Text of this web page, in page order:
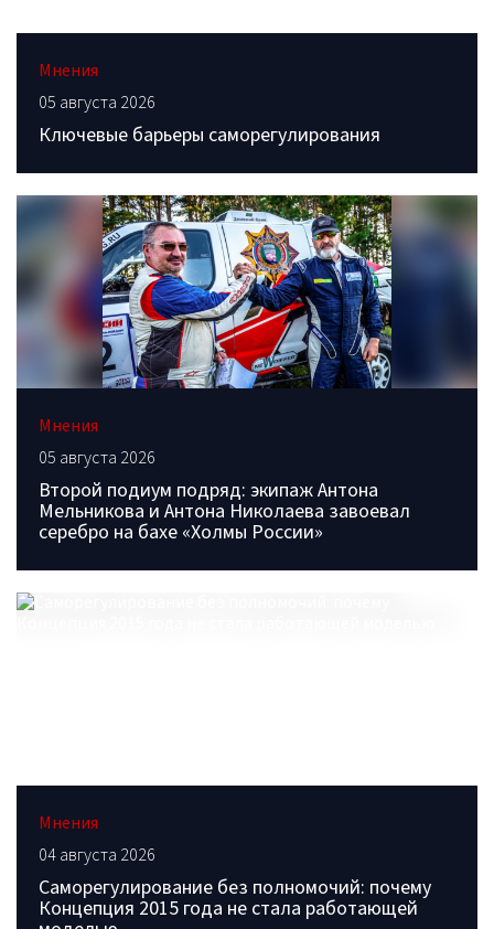
Мнения
05 августа 2026
Ключевые барьеры саморегулирования
Мнения
05 августа 2026
Второй подиум подряд: экипаж Антона
Мельникова и Антона Николаева завоевал
серебро на бахе «Холмы России»
Мнения
04 августа 2026
Саморегулирование без полномочий: почему
Концепция 2015 года не стала работающей